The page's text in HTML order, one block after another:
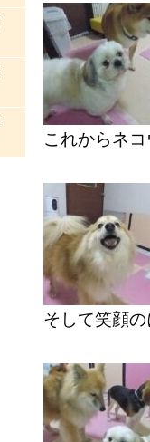
これからネ
そして笑顔